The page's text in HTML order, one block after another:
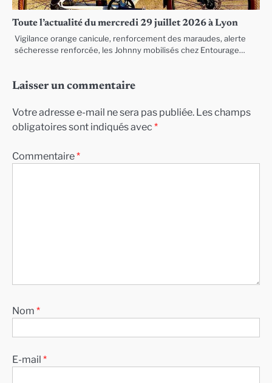
Toute l’actualité du mercredi 29 juillet 2026 à Lyon
Vigilance orange canicule, renforcement des maraudes, alerte
sécheresse renforcée, les Johnny mobilisés chez Entourage…
Laisser un commentaire
Votre adresse e-mail ne sera pas publiée. Les champs
obligatoires sont indiqués avec *
Commentaire*
Nom *
E-mail *